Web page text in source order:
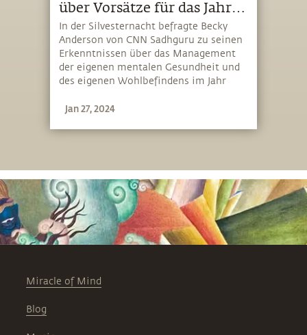
über Vorsätze für das Jahr
2024
In der Silvesternacht befragte Becky
Anderson von CNN Sadhguru zu seinen
Erkenntnissen über das Management
der eigenen mentalen Gesundheit und
des eigenen Wohlbefindens im Jahr
auch darüber, wie sich das Thema
Boden bemühen müssen
Jan 27, 2024
Miracle of Mind
Blog